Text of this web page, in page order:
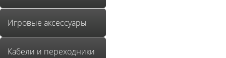
Игровые аксессуары
Кабели и переходники